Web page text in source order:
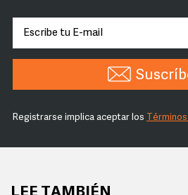
Registrarse implica aceptar los